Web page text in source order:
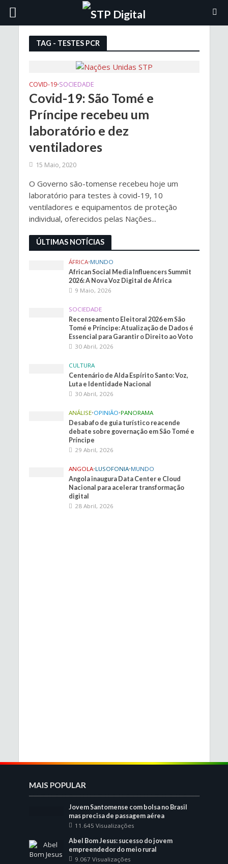
TAG - TESTES PCR
COVID-19•SOCIEDADE
Covid-19: São Tomé e
Príncipe recebeu um
laboratório e dez
ventiladores
15 Maio, 2020
O Governo são-tomense recebeu hoje um
laboratório para testes à covid-19, 10
ventiladores e equipamentos de proteção
individual, oferecidos pelas Nações...
ÚLTIMAS NOTÍCIAS
ÁFRICA•MUNDO
African Social Media Influencers Summit
2026: A Nova Voz Digital de África
9 Maio, 2026
SOCIEDADE
Recenseamento Eleitoral 2026 em São
Tomé e Príncipe: Atualização de Dados é
Essencial para Garantir o Direito ao Voto
30 Abril, 2026
CULTURA
Centenário de Alda Espírito Santo: Voz,
Luta e Identidade Nacional
30 Abril, 2026
ANÁLISE•OPINIÃO•PANORAMA
Desabafo de guia turístico reacende
debate sobre governação em São Tomé e
Príncipe
29 Abril, 2026
ANGOLA•LUSOFONIA•MUNDO
Angola inaugura Data Center e Cloud
Nacional para acelerar transformação
digital
28 Abril, 2026
MAIS POPULAR
Jovem Santomense com bolsa no Brasil
mas precisa de passagem aérea
11.645 Visualizações
Abel Bom Jesus: sucesso do jovem
empreendedor do meio rural
9.067 Visualizações